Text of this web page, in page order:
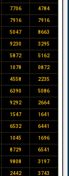
7706 4784
7916 7916
5047 8663
9230 3295
5872 5162
1078 0872
4558 2235
6390 5086
9292 2664
1547 1641
6532 6441
1045 1696
8729 6541
9808 3197
2442 3743